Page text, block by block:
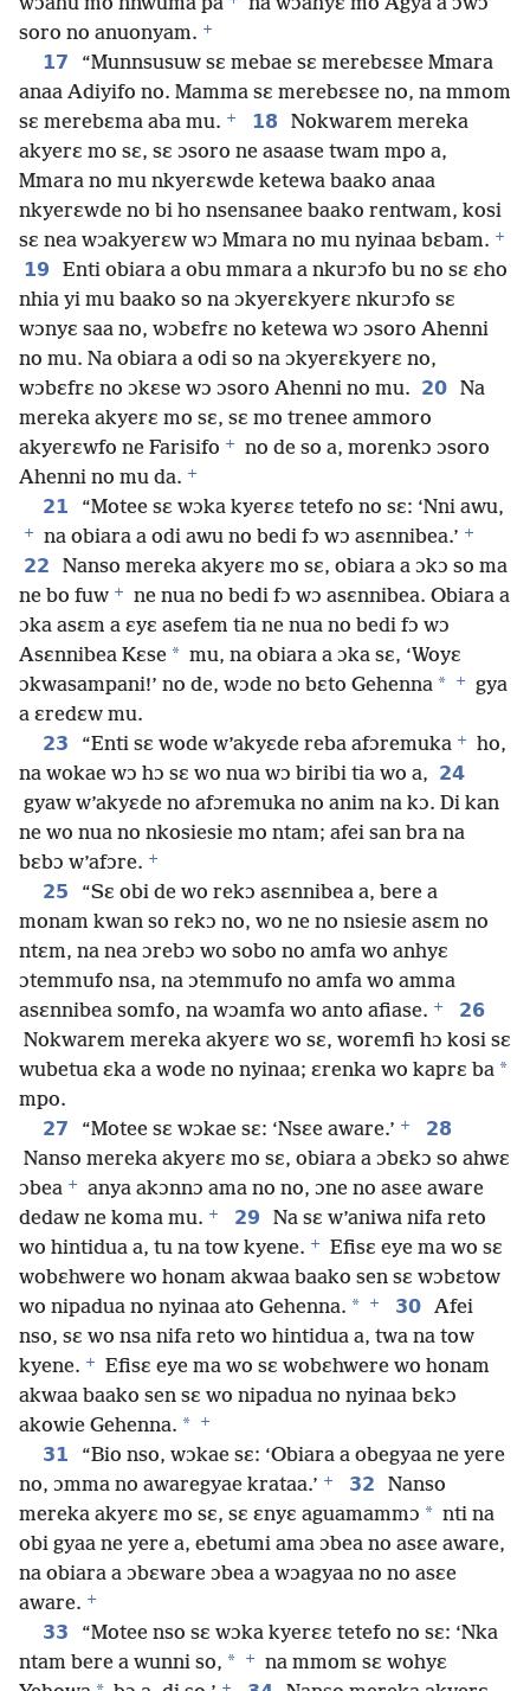
wɔahu mo nnwuma pa
na wɔahyɛ mo Agya a ɔwɔ
soro no anuonyam. +
17
“Munnsusuw sɛ mebae sɛ merebɛsɛe Mmara
anaa Adiyifo no. Mamma sɛ merebɛsɛe no, na mmom
sɛ merebɛma aba mu. + 18
Nokwarem mereka
akyerɛ mo sɛ, sɛ ɔsoro ne asaase twam mpo a,
Mmara no mu nkyerɛwde ketewa baako anaa
nkyerɛwde no bi ho nsensanee baako rentwam, kosi
sɛ nea wɔakyerɛw wɔ Mmara no mu nyinaa bɛbam. +
19
Enti obiara a obu mmara a nkurɔfo bu no sɛ ɛho
nhia yi mu baako so na ɔkyerɛkyerɛ nkurɔfo sɛ
wɔnyɛ saa no, wɔbɛfrɛ no ketewa wɔ ɔsoro Ahenni
no mu. Na obiara a odi so na ɔkyerɛkyerɛ no,
wɔbɛfrɛ no ɔkɛse wɔ ɔsoro Ahenni no mu. 20 Na
mereka akyerɛ mo sɛ, sɛ mo trenee ammoro
akyerɛwfo ne Farisifo +
no de so a, morenkɔ ɔsoro
Ahenni no mu da. +
21 “Motee sɛ wɔka kyerɛɛ tetefo no sɛ: ‘Nni awu,
+ na obiara a odi awu no bedi fɔ wɔ asɛnnibea.’ +
22
Nanso mereka akyerɛ mo sɛ, obiara a ɔkɔ so ma
ne bo fuw +
ne nua no bedi fɔ wɔ asɛnnibea. Obiara a
ɔka asɛm a ɛyɛ asefem tia ne nua no bedi fɔ wɔ
Asɛnnibea Kɛse * mu, na obiara a ɔka sɛ, ‘Woyɛ
ɔkwasampani!’ no de, wɔde no bɛto Gehenna * +
gya
a ɛredɛw mu.
23
“Enti sɛ wode w’akyɛde reba afɔremuka +
ho,
na wokae wɔ hɔ sɛ wo nua wɔ biribi tia wo a, 24
gyaw w’akyɛde no afɔremuka no anim na kɔ. Di kan
ne wo nua no nkosiesie mo ntam; afei san bra na
bɛbɔ w’afɔre. +
25
“Sɛ obi de wo rekɔ asɛnnibea a, bere a
monam kwan so rekɔ no, wo ne no nsiesie asɛm no
ntɛm, na nea ɔrebɔ wo sobo no amfa wo anhyɛ
ɔtemmufo nsa, na ɔtemmufo no amfa wo amma
asɛnnibea somfo, na wɔamfa wo anto afiase. +
26
Nokwarem mereka akyerɛ wo sɛ, woremfi hɔ kosi sɛ
wubetua ɛka a wode no nyinaa; ɛrenka wo kaprɛ ba *
mpo.
27
“Motee sɛ wɔkae sɛ: ‘Nsɛe aware.’ +
28
Nanso mereka akyerɛ mo sɛ, obiara a ɔbɛkɔ so ahwɛ
ɔbea +
anya akɔnnɔ ama no no, ɔne no asɛe aware
dedaw ne koma mu. + 29
Na sɛ w’aniwa nifa reto
wo hintidua a, tu na tow kyene. +
Efisɛ eye ma wo sɛ
wobɛhwere wo honam akwaa baako sen sɛ wɔbɛtow
wo nipadua no nyinaa ato Gehenna. * + 30 Afei
nso, sɛ wo nsa nifa reto wo hintidua a, twa na tow
kyene. +
Efisɛ eye ma wo sɛ wobɛhwere wo honam
akwaa baako sen sɛ wo nipadua no nyinaa bɛkɔ
akowie Gehenna. * +
31
“Bio nso, wɔkae sɛ: ‘Obiara a obegyaa ne yere
no, ɔmma no awaregyae krataa.’ + 32
Nanso
mereka akyerɛ mo sɛ, sɛ ɛnyɛ aguamammɔ * nti na
obi gyaa ne yere a, ebetumi ama ɔbea no asɛe aware,
na obiara a ɔbɛware ɔbea a wɔagyaa no no asɛe
aware. +
33
“Motee nso sɛ wɔka kyerɛɛ tetefo no sɛ: ‘Nka
ntam bere a wunni so, * +
na mmom sɛ wohyɛ
+